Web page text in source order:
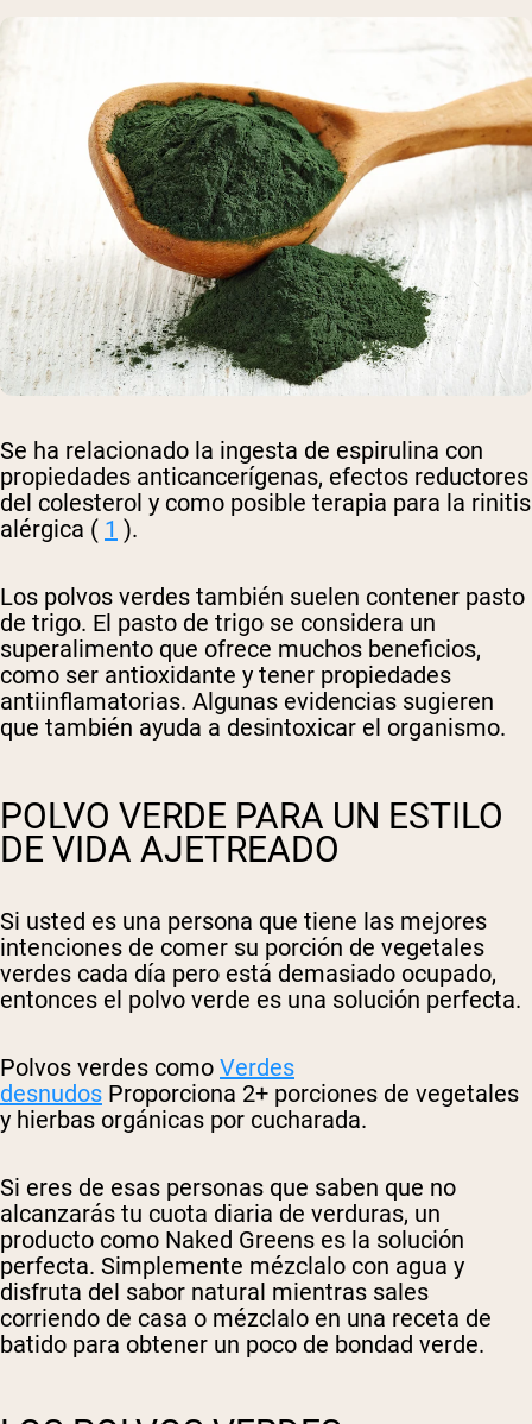
Se ha relacionado la ingesta de espirulina con
propiedades anticancerígenas, efectos reductores
del colesterol y como posible terapia para la rinitis
alérgica ( 1 ).
Los polvos verdes también suelen contener pasto
de trigo. El pasto de trigo se considera un
superalimento que ofrece muchos beneficios,
como ser antioxidante y tener propiedades
antiinflamatorias. Algunas evidencias sugieren
que también ayuda a desintoxicar el organismo.
POLVO VERDE PARA UN ESTILO
DE VIDA AJETREADO
Si usted es una persona que tiene las mejores
intenciones de comer su porción de vegetales
verdes cada día pero está demasiado ocupado,
entonces el polvo verde es una solución perfecta.
Polvos verdes como Verdes
desnudos Proporciona 2+ porciones de vegetales
y hierbas orgánicas por cucharada.
Si eres de esas personas que saben que no
alcanzarás tu cuota diaria de verduras, un
producto como Naked Greens es la solución
perfecta. Simplemente mézclalo con agua y
disfruta del sabor natural mientras sales
corriendo de casa o mézclalo en una receta de
batido para obtener un poco de bondad verde.